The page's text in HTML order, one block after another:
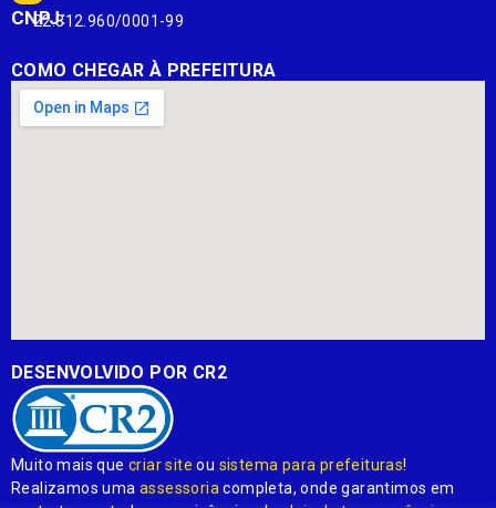
CNPJ:
22.812.960/0001-99
COMO CHEGAR À PREFEITURA
DESENVOLVIDO POR CR2
Muito mais quecriar site ou sistema para prefeituras!
Realizamos umaassessoria completa, onde garantimos em